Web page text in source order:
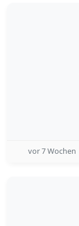
vor 7 Wochen